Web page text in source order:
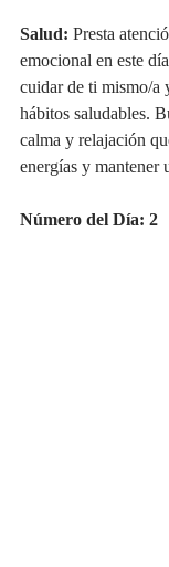
Salud: Presta
emocional en este
cuidar de ti mismo/
hábitos saludables.
calma y relajación
energías y
Número del Día: 2